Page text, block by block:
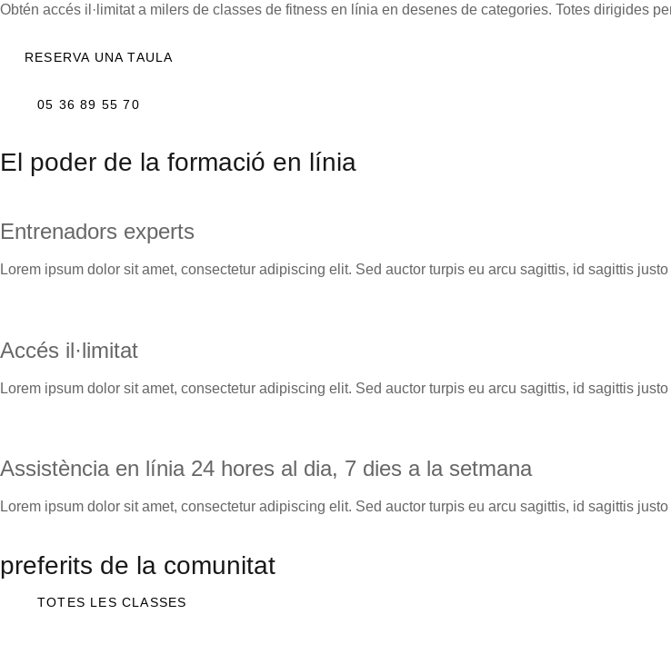
Obtén accés il·limitat a milers de classes de fitness en línia en desenes de categories. Totes dirigides
RESERVA UNA TAULA
05 36 89 55 70
El poder de la formació en línia
Entrenadors experts
Lorem ipsum dolor sit amet, consectetur adipiscing elit. Sed auctor turpis eu arcu sagittis, id sagittis
Accés il·limitat
Lorem ipsum dolor sit amet, consectetur adipiscing elit. Sed auctor turpis eu arcu sagittis, id sagittis
Assistència en línia 24 hores al dia, 7 dies a la setmana
Lorem ipsum dolor sit amet, consectetur adipiscing elit. Sed auctor turpis eu arcu sagittis, id sagittis
preferits de la comunitat
TOTES LES CLASSES